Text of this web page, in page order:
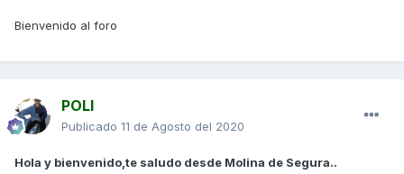
Bienvenido al foro
POLI
Publicado 11 de Agosto del 2020
Hola y bienvenido,te saludo desde Molina de Segura..